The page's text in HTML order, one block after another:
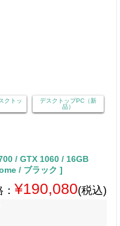
クトッ
デスクトップPC（新
品）
/ GTX 1060 / 16GB
/ ブラック ]
¥190,080(税込)